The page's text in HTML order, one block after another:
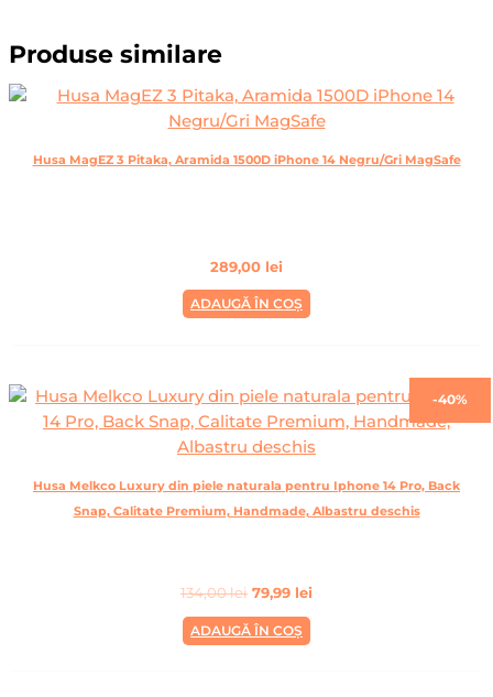
Produse similare
Husa MagEZ 3 Pitaka, Aramida 1500D iPhone 14 Negru/Gri MagSafe
289,00 lei
ADAUGĂ ÎN COȘ
-40%
Husa Melkco Luxury din piele naturala pentru Iphone 14 Pro, Back
Snap, Calitate Premium, Handmade, Albastru deschis
134,00lei 79,99 lei
ADAUGĂ ÎN COȘ